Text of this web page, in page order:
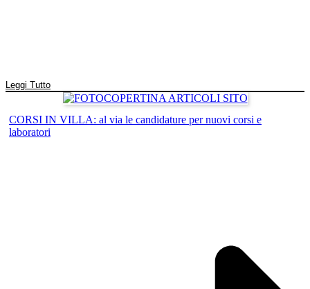
Leggi Tutto
CORSI IN VILLA: al via le candidature per nuovi corsi e
laboratori